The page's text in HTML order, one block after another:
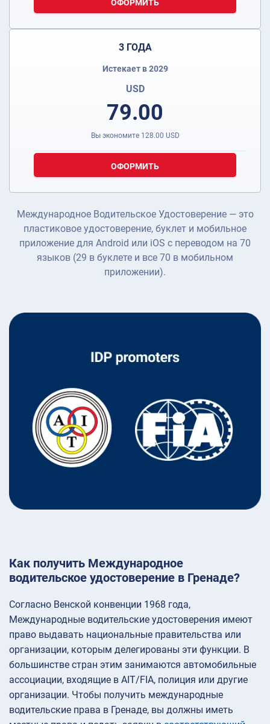
ОФОРМИТЬ
3 ГОДА
Истекает в 2029
USD
79.00
Вы экономите 128.00 USD
ОФОРМИТЬ
Международное Водительское Удостоверение — это
пластиковое удостоверение, буклет и мобильное
приложение для Android или iOS с переводом на 70
языков (29 в буклете и все 70 в мобильном
приложении).
Как получить Международное
водительское удостоверение в Гренаде?
Согласно Венской конвенции 1968 года,
Международные водительские удостоверения имеют
право выдавать национальные правительства или
организации, которым делегированы эти функции. В
большинстве стран этим занимаются автомобильные
ассоциации, входящие в AIT/FIA, полиция или другие
организации. Чтобы получить международные
водительские права в Гренаде, вы должны иметь